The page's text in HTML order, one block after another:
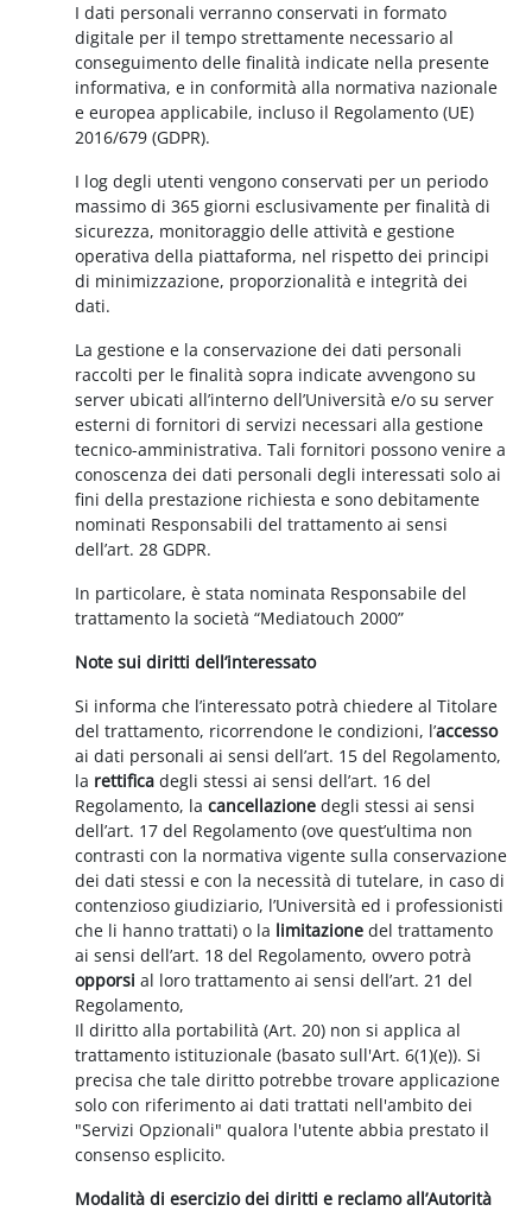
I dati personali verranno conservati in formato
digitale per il tempo strettamente necessario al
conseguimento delle finalità indicate nella presente
informativa, e in conformità alla normativa nazionale
e europea applicabile, incluso il Regolamento (UE)
2016/679 (GDPR).
I log degli utenti vengono conservati per un periodo
massimo di 365 giorni esclusivamente per finalità di
sicurezza, monitoraggio delle attività e gestione
operativa della piattaforma, nel rispetto dei principi
di minimizzazione, proporzionalità e integrità dei
dati.
La gestione e la conservazione dei dati personali
raccolti per le finalità sopra indicate avvengono su
server ubicati all’interno dell’Università e/o su server
esterni di fornitori di servizi necessari alla gestione
tecnico-amministrativa. Tali fornitori possono venire a
conoscenza dei dati personali degli interessati solo ai
fini della prestazione richiesta e sono debitamente
nominati Responsabili del trattamento ai sensi
dell’art. 28 GDPR.
In particolare, è stata nominata Responsabile del
trattamento la società “Mediatouch 2000”
Note sui diritti dell’interessato
Si informa che l’interessato potrà chiedere al Titolare
del trattamento, ricorrendone le condizioni, l’accesso
ai dati personali ai sensi dell’art. 15 del Regolamento,
la rettificadegli stessi ai sensi dell’art. 16 del
Regolamento, lacancellazione degli stessi ai sensi
dell’art. 17 del Regolamento (ove quest’ultima non
contrasti con la normativa vigente sulla conservazione
dei dati stessi e con la necessità di tutelare, in caso di
contenzioso giudiziario, l’Università ed i professionisti
che li hanno trattati) o la limitazione del trattamento
ai sensi dell’art. 18 del Regolamento, ovvero potrà
opporsi al loro trattamento ai sensi dell’art. 21 del
Regolamento,
Il diritto alla portabilità (Art. 20) non si applica al
trattamento istituzionale (basato sull'Art. 6(1)(e)). Si
precisa che tale diritto potrebbe trovare applicazione
solo con riferimento ai dati trattati nell'ambito dei
"Servizi Opzionali" qualora l'utente abbia prestato il
consenso esplicito.
Modalità di esercizio dei diritti e reclamo all’Autorità